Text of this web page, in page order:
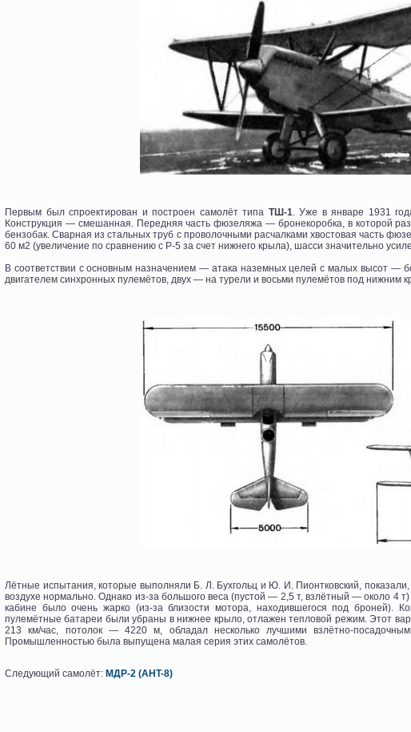
Первым был спроектирован и построен самолёт типа ТШ-1. Уже в январе 1931
Конструкция — смешанная. Передняя часть фюзеляжа — бронекоробка, в которой
бензобак. Сварная из стальных труб с проволочными расчалками хвостовая часть
60 м2 (увеличение по сравнению с Р-5 за счет нижнего крыла), шасси значительно
В соответствии с основным назначением — атака наземных целей с малых высот —
двигателем синхронных пулемётов, двух — на турели и восьми пулемётов под нижним
Лётные испытания, которые выполняли Б. Л. Бухгольц и Ю. И. Пионтковский,
воздухе нормально. Однако из-за большого веса (пустой — 2,5 т, взлётный — около 4
кабине было очень жарко (из-за близости мотора, находившегося под
пулемётные батареи были убраны в нижнее крыло, отлажен тепловой режим. Этот
213 км/час, потолок — 4220 м, обладал несколько лучшими взлётно-
Промышленностью была выпущена малая серия этих самолётов.
Следующий самолёт: МДР-2 (AHT-8)